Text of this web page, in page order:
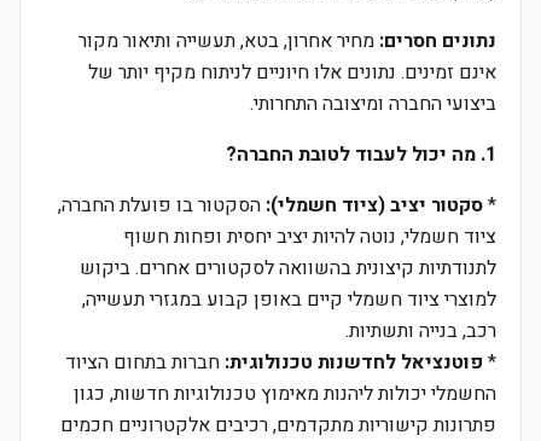
נתונים חסרים: מחיר אחרון, בטא, תעשייה ותיאור מקור
אינם זמינים. נתונים אלו חיוניים לניתוח מקיף יותר של
ביצועי החברה ומיצובה התחרותי.
1. מה יכול לעבוד לטובת החברה?
*סקטור יציב (ציוד חשמלי): הסקטור בו פועלת החברה,
ציוד חשמלי, נוטה להיות יציב יחסית ופחות חשוף
לתנודתיות קיצונית בהשוואה לסקטורים אחרים. ביקוש
למוצרי ציוד חשמלי קיים באופן קבוע במגזרי תעשייה,
רכב, בנייה ותשתיות.
* פוטנציאל לחדשנות טכנולוגית: חברות בתחום הציוד
החשמלי יכולות ליהנות מאימוץ טכנולוגיות חדשות, כגון
פתרונות קישוריות מתקדמים, רכיבים אלקטרוניים חכמים